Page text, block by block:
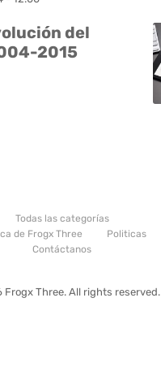
del
2015
Todas las categorías
de Frogx Three
Politicas
Contáctanos
Three. All rights reserved.